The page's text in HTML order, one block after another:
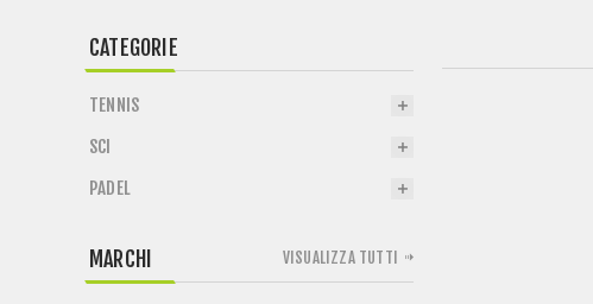
CATEGORIE
TENNIS
SCI
PADEL
MARCHI VISUALIZZA TUTTI